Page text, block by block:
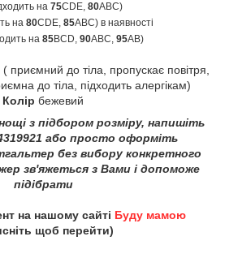
на 75CDE, 80ABC)
на 80CDE, 85ABC) в наявності
на 85BCD, 90ABC, 95AB)
приємний до тіла, пропускає повітря,
до тіла, підходить алергікам)
Колір бежевий
з підбором розміру, напишіть
або просто оформіть
без вибору конкретного
зв'яжеться з Вами і допоможе
підібрати
на нашому сайті Буду мамою
щоб перейти)